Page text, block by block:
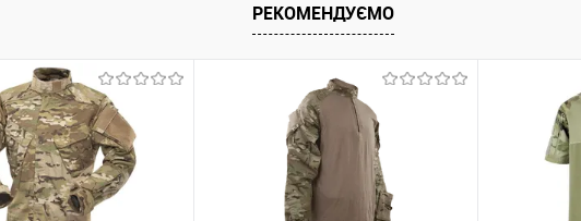
РЕКОМЕНДУЄМО